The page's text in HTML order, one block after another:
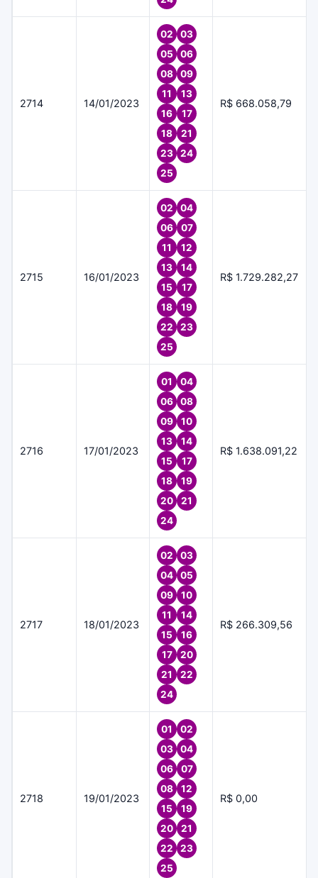
2714 14/01/2023
02
03
05
06
08
09
11
13
16
17
18
21
23
24
25
R$ 668.058,79
2715 16/01/2023
02
04
06
07
11
12
13
14
15
17
18
19
22
23
25
R$ 1.729.282,27
2716 17/01/2023
01
04
06
08
09
10
13
14
15
17
18
19
20
21
24
R$ 1.638.091,22
2717 18/01/2023
02
03
04
05
09
10
11
14
15
16
17
20
21
22
24
R$ 266.309,56
2718 19/01/2023
01
02
03
04
06
07
08
12
15
19
20
21
22
23
25
R$ 0,00